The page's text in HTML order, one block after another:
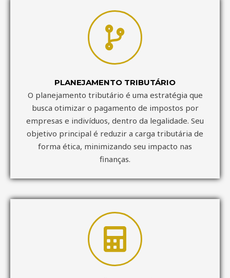
PLANEJAMENTO TRIBUTÁRIO
O planejamento tributário é uma estratégia que
busca otimizar o pagamento de impostos por
empresas e indivíduos, dentro da legalidade. Seu
objetivo principal é reduzir a carga tributária de
forma ética, minimizando seu impacto nas
finanças.